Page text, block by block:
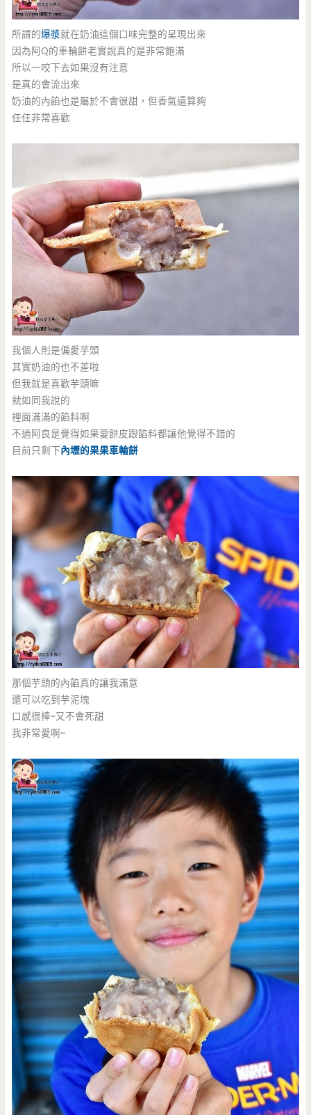
所謂的爆漿就在奶油這個口味完整的呈現出來
因為阿Q的車輪餅老實說真的是非常飽滿
所以一咬下去如果沒有注意
是真的會流出來
奶油的內餡也是屬於不會很甜，但香氣還算夠
任任非常喜歡
我個人則是偏愛芋頭
其實奶油的也不差啦
但我就是喜歡芋頭嘛
就如同我說的
裡面滿滿的餡料啊
不過阿良是覺得如果要餅皮跟餡料都讓他覺得不錯的
目前只剩下內壢的果果車輪餅
那個芋頭的內餡真的讓我滿意
還可以吃到芋泥塊
口感很棒~又不會死甜
我非常愛啊~